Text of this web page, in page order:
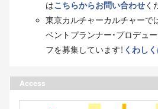
はこちらからお問い合わせく
東京カルチャーカルチャーで
ベントプランナー・プロデュ
フを募集しています！ くわしく
Access